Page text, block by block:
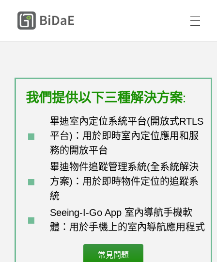
醫療設備與人員智慧定位管理
住宿型長照智慧自動巡房與安全管理
定位平台
DIY 體驗包
購買方式
成功案例
資源
聯絡我們
關於我們
English
我們提供以下三種解決方案:
畢迪室內定位系統平台(開放式RTLS
平台)：用於即時室內定位應用和服
務的開放平台
畢迪物件追蹤管理系統(全系統解決
方案)：用於即時物件定位的追蹤系
統
Seeing-I-Go App 室內導航手機軟
體：用於手機上的室內導航應用程式
常見問題